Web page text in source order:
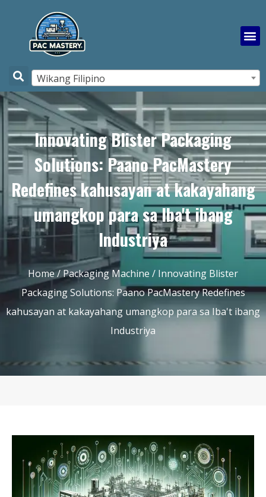
Wikang Filipino
Innovating Blister Packaging
Solutions: Paano PacMastery
Redefines kahusayan at kakayahang
umangkop para sa Iba't ibang
Industriya
Home/Packaging Machine / Innovating Blister
Packaging Solutions: Paano PacMastery Redefines
kahusayan at kakayahang umangkop para sa Iba't ibang
Industriya